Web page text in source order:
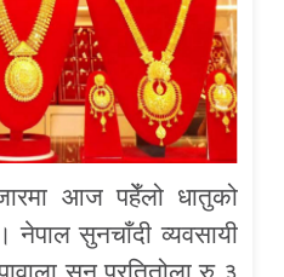
आज पहेँलो धातुको
सुनचाँदी व्यवसायी
सुन प्रतितोला रु ३